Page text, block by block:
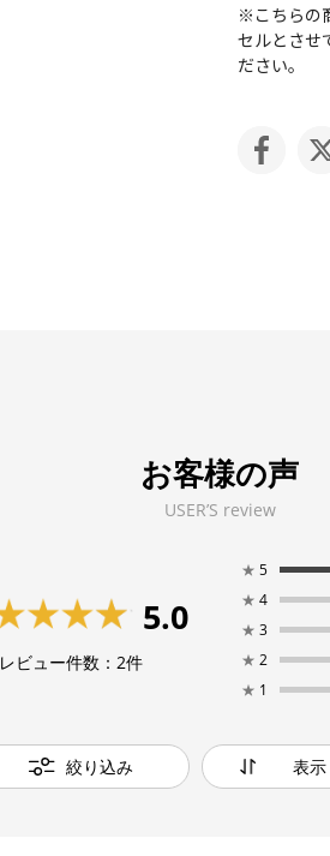
※こちらの
セルとさせ
ださい。
お客様の声
USER’S review
5.0
レビュー件数： 2件
★ 5
★ 4
★ 3
★ 2
★ 1
絞り込み 表示